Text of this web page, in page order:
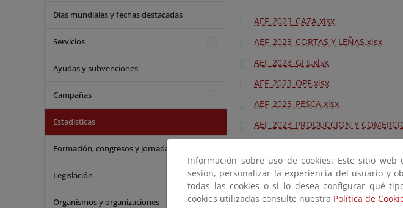
Días mundiales y fechas destacadas
Servicios
Ayudas y subvenciones
Campañas
Estadísticas
Formación, congresos y jornadas
Legislación
Organismos y organizaciones
AEF_2023_CAZA.xlsx
AEF_2023_CORTAS Y LEÑAS.xlsx
AEF_2023_GFS.xlsx
AEF_2023_OPF.xlsx
AEF_2023_PESCA.xlsx
AEF_2023_PRODUCCION Y
Información sobre uso de cookies: Este sitio
sesión, personalizar la experiencia del usuario y
todas las cookies o si lo desea configurar qué
cookies utilizadas consulte nuestra Política de